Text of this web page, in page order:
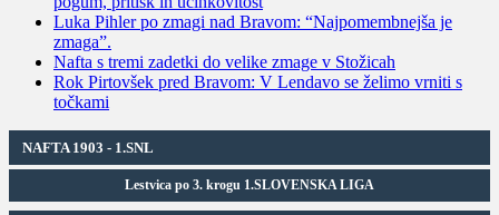
Luka Pihler po zmagi nad Bravom: “Najpomembnejša je
zmaga”.
Nafta s tremi zadetki do velike zmage v Stožicah
Rok Pirtovšek pred Bravom: V Lendavo se želimo vrniti s
točkami
NAFTA 1903 - 1.SNL
Lestvica po 3. krogu 1.SLOVENSKA LIGA